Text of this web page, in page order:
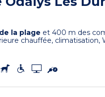
la plage et 400 m des
chauffée, climatisation,